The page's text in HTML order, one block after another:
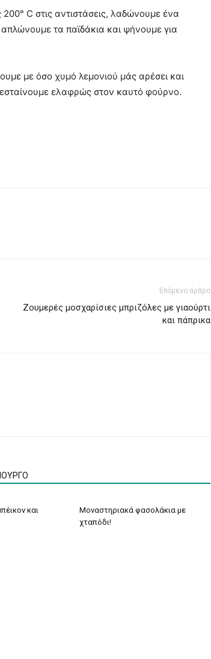
C στις αντιστάσεις, λαδώνουμε ένα
τα παϊδάκια και ψήνουμε για
με όσο χυμό λεμονιού μάς αρέσει και
ελαφρώς στον καυτό φούρνο.
Επόμενο άρθρο
Ζουμερές μοσχαρίσιες μπριζόλες με γιαούρτι
και πάπρικα
και
Μοναστηριακά φασολάκια με
χταπόδι!